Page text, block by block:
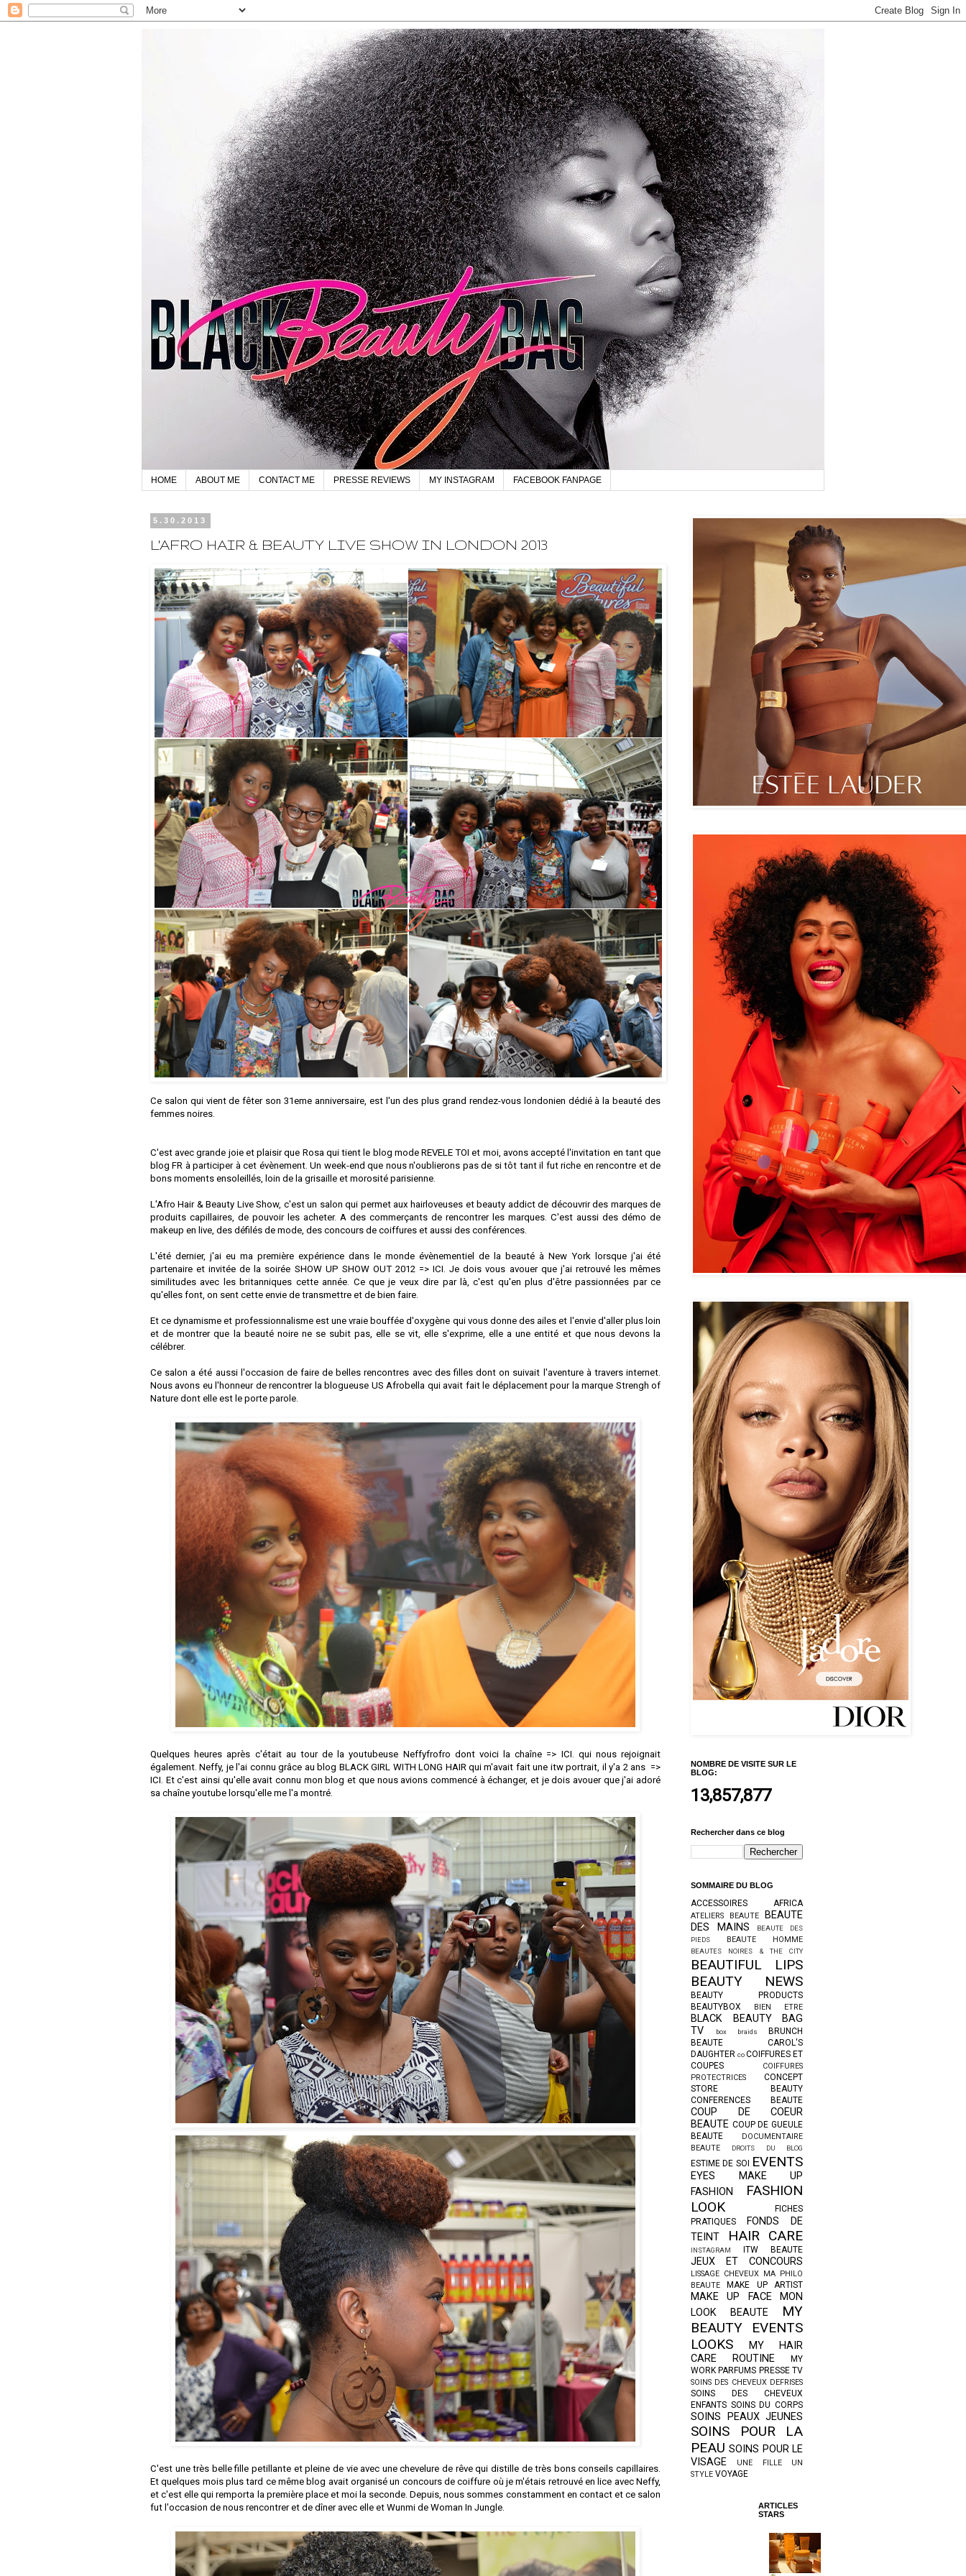
HOME ABOUT ME CONTACT ME PRESSE REVIEWS MY INSTAGRAM FACEBOOK FANPAGE
5.30.2013
L'AFRO HAIR & BEAUTY LIVE SHOW IN LONDON 2013
Ce salon qui vient de fêter son 31eme anniversaire, est l'un des plus grand rendez-vous londonien dédié à la beauté des
femmes noires.
C'est avec grande joie et plaisir que Rosa qui tient le blog mode REVELE TOIet moi, avons accepté l'invitation en tant que
blog FR à participer à cet évènement. Un week-end que nous n'oublierons pas de si tôt tant il fut riche en rencontre et de
bons moments ensoleillés, loin de la grisaille et morosité parisienne.
L'Afro Hair & Beauty Live Show, c'est un salon qui permet aux hairloveuses et beauty addict de découvrir des marques de
produits capillaires, de pouvoir les acheter. A des commerçants de rencontrer les marques. C'est aussi des démo de
makeup en live, des défilés de mode, des concours de coiffures et aussi des conférences.
L'été dernier, j'ai eu ma première expérience dans le monde évènementiel de la beauté à New York lorsque j'ai été
partenaire et invitée de la soirée SHOW UP SHOW OUT 2012 =>ICI. Je dois vous avouer que j'ai retrouvé les mêmes
similitudes avec les britanniques cette année. Ce que je veux dire par là, c'est qu'en plus d'être passionnées par ce
qu'elles font, on sent cette envie de transmettre et de bien faire.
Et ce dynamisme et professionnalisme est une vraie bouffée d'oxygène qui vous donne des ailes et l'envie d'aller plus loin
et de montrer que la beauté noire ne se subit pas, elle se vit, elle s'exprime, elle a une entité et que nous devons la
célébrer.
Ce salon a été aussi l'occasion de faire de belles rencontres avec des filles dont on suivait l'aventure à travers internet.
Nous avons eu l'honneur de rencontrer la blogueuse USAfrobella qui avait fait le déplacement pour la marque Strengh of
Nature dont elle est le porte parole.
Quelques heures après c'était au tour de la youtubeuse Neffyfrofro dont voici la chaîne => ICI. qui nous rejoignait
également. Neffy, je l'ai connu grâce au blog BLACK GIRL WITH LONG HAIR qui m'avait fait une itw portrait, il y'a 2 ans =>
ICI. Et c'est ainsi qu'elle avait connu mon blog et que nous avions commencé à échanger, et je dois avouer que j'ai adoré
sa chaîne youtube lorsqu'elle me l'a montré.
C'est une très belle fille petillante et pleine de vie avec une chevelure de rêve qui distille de très bons conseils capillaires.
Et quelques mois plus tard ce même blog avait organisé un concours de coiffure où je m'étais retrouvé en lice avec Neffy,
et c'est elle qui remporta la première place et moi la seconde. Depuis, nous sommes constamment en contact et ce salon
fut l'occasion de nous rencontrer et de dîner avec elle et Wunmi de Woman In Jungle.
NOMBRE DE VISITE SUR LE
BLOG:
13,857,877
Rechercher dans ce blog
SOMMAIRE DU BLOG
ACCESSOIRES AFRICA
ATELIERS BEAUTE
BEAUTE
DES MAINS
BEAUTE DES
PIEDS
BEAUTE HOMME
BEAUTES NOIRES & THE CITY
BEAUTIFUL LIPS
BEAUTY NEWS
BEAUTY PRODUCTS
BEAUTYBOX
BIEN ETRE
BLACK BEAUTY BAG
TV
box braids
BRUNCH
BEAUTE
CAROL'S
DAUGHTER coCOIFFURES ET
COUPES
COIFFURES
PROTECTRICES
CONCEPT
STORE BEAUTY
CONFERENCES BEAUTE
COUP DE COEUR
BEAUTE COUP DE GUEULE
BEAUTE
DOCUMENTAIRE
BEAUTE
DROITS DU BLOG
ESTIME DE SOI EVENTS
EYES MAKE UP
FASHION
FASHION
LOOK
FICHES
PRATIQUES
FONDS DE
TEINT
HAIR CARE
INSTAGRAM ITW BEAUTE
JEUX ET CONCOURS
LISSAGE CHEVEUX
MA PHILO
BEAUTE
MAKE UP ARTIST
MAKE UP FACE
MON
LOOK BEAUTE
MY
BEAUTY EVENTS
LOOKS
MY HAIR
CARE ROUTINE
MY
WORK PARFUMS PRESSE TV
SOINS DES CHEVEUX DEFRISES
SOINS DES CHEVEUX
ENFANTS SOINS DU CORPS
SOINS PEAUX JEUNES
SOINS POUR LA
PEAU SOINS POUR LE
VISAGE
UNE FILLE UN
STYLE VOYAGE
ARTICLES
STARS